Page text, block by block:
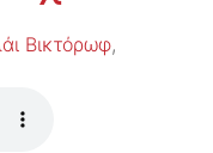
Βικτόρωφ,